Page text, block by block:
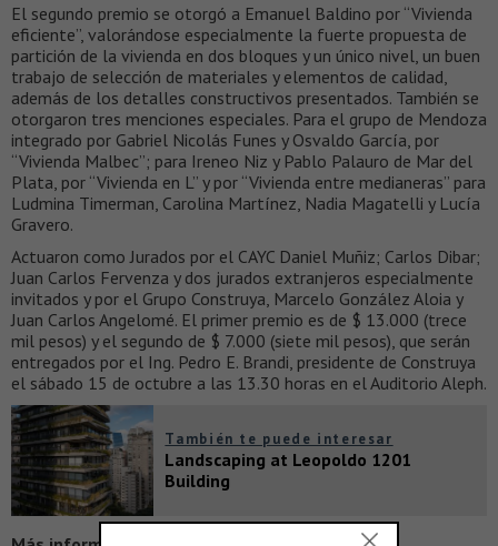
El segundo premio se otorgó a Emanuel Baldino por “Vivienda
eficiente”, valorándose especialmente la fuerte propuesta de
partición de la vivienda en dos bloques y un único nivel, un buen
trabajo de selección de materiales y elementos de calidad,
además de los detalles constructivos presentados. También se
otorgaron tres menciones especiales. Para el grupo de Mendoza
integrado por Gabriel Nicolás Funes y Osvaldo García, por
“Vivienda Malbec”; para Ireneo Niz y Pablo Palauro de Mar del
Plata, por “Vivienda en L” y por “Vivienda entre medianeras” para
Ludmina Timerman, Carolina Martínez, Nadia Magatelli y Lucía
Gravero.
Actuaron como Jurados por el CAYC Daniel Muñiz; Carlos Dibar;
Juan Carlos Fervenza y dos jurados extranjeros especialmente
invitados y por el Grupo Construya, Marcelo González Aloia y
Juan Carlos Angelomé. El primer premio es de $ 13.000 (trece
mil pesos) y el segundo de $ 7.000 (siete mil pesos), que serán
entregados por el Ing. Pedro E. Brandi, presidente de Construya
el sábado 15 de octubre a las 13.30 horas en el Auditorio Aleph.
También te puede interesar
Landscaping at Leopoldo 1201
Building